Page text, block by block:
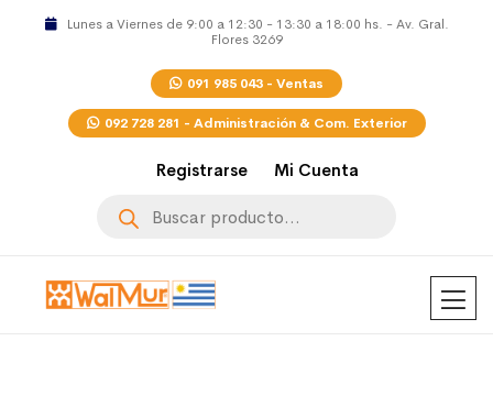
Lunes a Viernes de 9:00 a 12:30 - 13:30 a 18:00 hs. - Av. Gral.
Flores 3269
091 985 043 - Ventas
092 728 281 - Administración & Com. Exterior
Registrarse Mi Cuenta